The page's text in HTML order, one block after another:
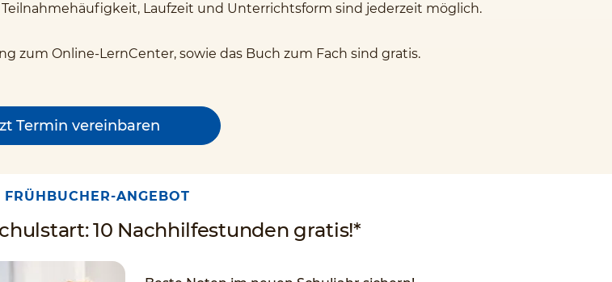
Laufzeit und Unterrichtsform sind jederzeit möglich.
zum Online-LernCenter, sowie das Buch zum Fach sind gratis.
Termin vereinbaren
FRÜHBUCHER-ANGEBOT
10 Nachhilfestunden gratis!*